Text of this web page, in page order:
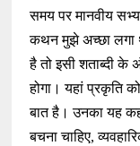
समय पर मानवीय
कथन मुझे अच्छा लगा
है तो इसी शताब्दी
होगा। यहां प्रकृति
बात है। उनका यह
बचना चाहिए,